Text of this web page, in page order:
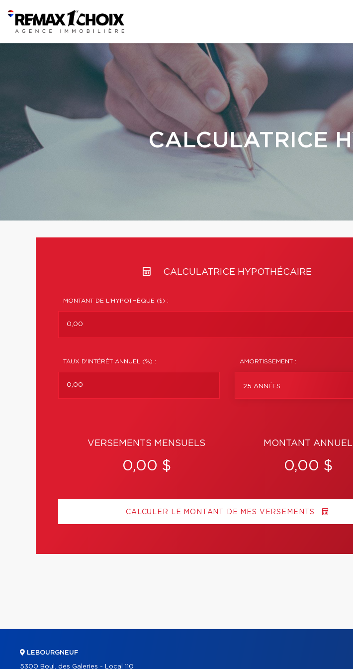
CALCULATRICE
CALCULATRICE HYPOTHÉCAIRE
MONTANT DE L'HYPOTHÈQUE ($) :
TAUX D'INTÉRÊT ANNUEL (%) : AMORTISSEMENT :
25 ANNÉES
VERSEMENTS MENSUELS
0,00 $
MONTANT ANNUEL
0,00 $
CALCULER LE MONTANT DE MES VERSEMENTS
LEBOURGNEUF
5300 Boul. des Galeries - Local 110